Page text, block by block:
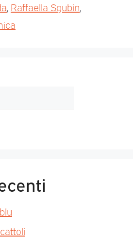
, Raffaella Sgubin,